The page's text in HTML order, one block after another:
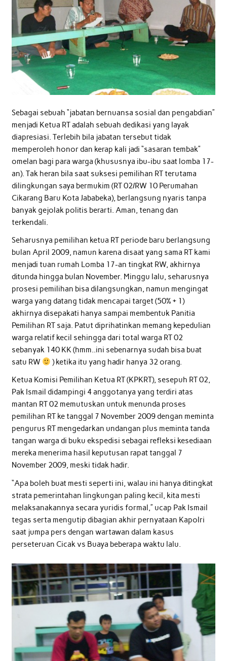
Sebagai sebuah “jabatan bernuansa sosial dan pengabdian”
menjadi Ketua RT adalah sebuah dedikasi yang layak
diapresiasi. Terlebih bila jabatan tersebut tidak
memperoleh honor dan kerap kali jadi “sasaran tembak”
omelan bagi para warga (khususnya ibu-ibu saat lomba 17-
an). Tak heran bila saat suksesi pemilihan RT terutama
dilingkungan saya bermukim (RT 02/RW 10 Perumahan
Cikarang Baru Kota Jababeka), berlangsung nyaris tanpa
banyak gejolak politis berarti. Aman, tenang dan
terkendali.
Seharusnya pemilihan ketua RT periode baru berlangsung
bulan April 2009, namun karena disaat yang sama RT kami
menjadi tuan rumah Lomba 17-an tingkat RW, akhirnya
ditunda hingga bulan November. Minggu lalu, seharusnya
prosesi pemilihan bisa dilangsungkan, namun mengingat
warga yang datang tidak mencapai target (50% + 1)
akhirnya disepakati hanya sampai membentuk Panitia
Pemilihan RT saja. Patut diprihatinkan memang kepedulian
warga relatif kecil sehingga dari total warga RT 02
sebanyak 140 KK (hmm..ini sebenarnya sudah bisa buat
satu RW
) ketika itu yang hadir hanya 32 orang.
Ketua Komisi Pemilihan Ketua RT (KPKRT), sesepuh RT 02,
Pak Ismail didampingi 4 anggotanya yang terdiri atas
mantan RT 02 memutuskan untuk menunda proses
pemilihan RT ke tanggal 7 November 2009 dengan meminta
pengurus RT mengedarkan undangan plus meminta tanda
tangan warga di buku ekspedisi sebagai refleksi kesediaan
mereka menerima hasil keputusan rapat tanggal 7
November 2009, meski tidak hadir.
“Apa boleh buat mesti seperti ini, walau ini hanya ditingkat
strata pemerintahan lingkungan paling kecil, kita mesti
melaksanakannya secara yuridis formal,” ucap Pak Ismail
tegas serta mengutip dibagian akhir pernyataan Kapolri
saat jumpa pers dengan wartawan dalam kasus
perseteruan Cicak vs Buaya beberapa waktu lalu.